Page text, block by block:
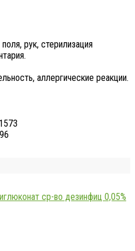
рук, стерилизация
аллергические реакции.